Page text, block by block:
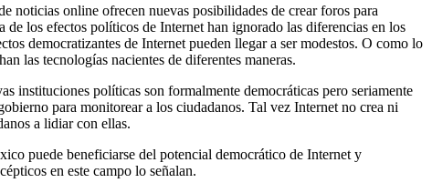
noticias online ofrecen nuevas posibilidades de crear foros para
de los efectos políticos de Internet han ignorado las diferencias en los
democratizantes de Internet pueden llegar a ser modestos. O como lo
las tecnologías nacientes de diferentes maneras.
instituciones políticas son formalmente democráticas pero seriamente
para monitorear a los ciudadanos. Tal vez Internet no crea ni
a lidiar con ellas.
puede beneficiarse del potencial democrático de Internet y
en este campo lo señalan.